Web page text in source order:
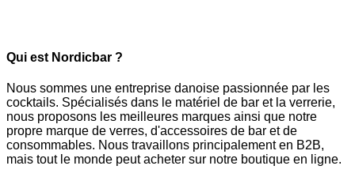
Qui est Nordicbar ?
Nous sommes une entreprise danoise passionnée par les
cocktails. Spécialisés dans le matériel de bar et la verrerie,
nous proposons les meilleures marques ainsi que notre
propre marque de verres, d'accessoires de bar et de
consommables. Nous travaillons principalement en B2B,
mais tout le monde peut acheter sur notre boutique en ligne.